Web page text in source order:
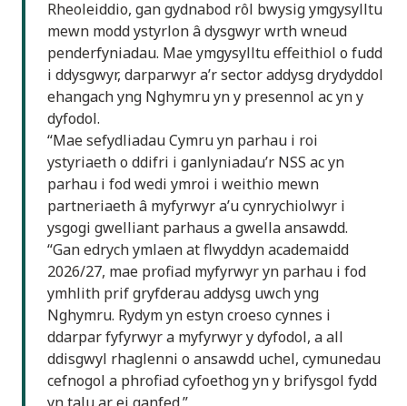
Rheoleiddio, gan gydnabod rôl bwysig ymgysylltu
mewn modd ystyrlon â dysgwyr wrth wneud
penderfyniadau. Mae ymgysylltu effeithiol o fudd
i ddysgwyr, darparwyr a’r sector addysg drydyddol
ehangach yng Nghymru yn y presennol ac yn y
dyfodol.
“Mae sefydliadau Cymru yn parhau i roi
ystyriaeth o ddifri i ganlyniadau’r NSS ac yn
parhau i fod wedi ymroi i weithio mewn
partneriaeth â myfyrwyr a’u cynrychiolwyr i
ysgogi gwelliant parhaus a gwella ansawdd.
“Gan edrych ymlaen at flwyddyn academaidd
2026/27, mae profiad myfyrwyr yn parhau i fod
ymhlith prif gryfderau addysg uwch yng
Nghymru. Rydym yn estyn croeso cynnes i
ddarpar fyfyrwyr a myfyrwyr y dyfodol, a all
ddisgwyl rhaglenni o ansawdd uchel, cymunedau
cefnogol a phrofiad cyfoethog yn y brifysgol fydd